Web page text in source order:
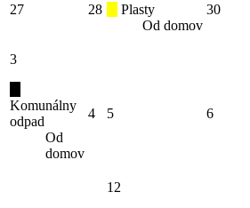
27 28
Plasty
Od domov
30
3
Komunálny
odpad
Od
domov
4 5 6
12